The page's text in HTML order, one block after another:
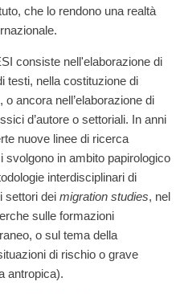
che lo rendono una realtà
consiste nell'elaborazione di
testi, nella costituzione di
ancora nell’elaborazione di
d’autore o settoriali. In anni
nuove linee di ricerca
in ambito papirologico
interdisciplinari di
settori dei migration studies, nel
sulle formazioni
o sul tema della
di rischio o grave
antropica).